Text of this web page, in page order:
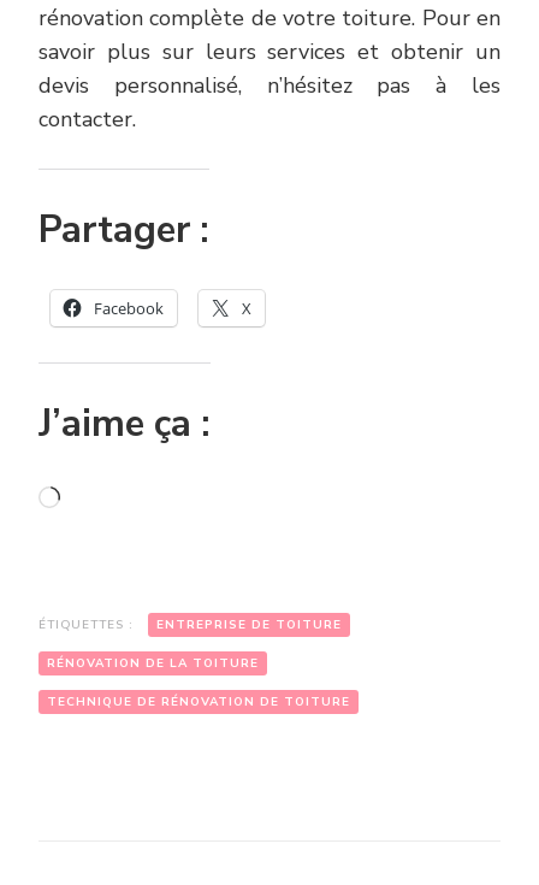
rénovation complète de votre toiture. Pour en
savoir plus sur leurs services et obtenir un
devis personnalisé, n’hésitez pas à les
contacter.
Partager :
Facebook X
J’aime ça :
Chargement…
ÉTIQUETTES : ENTREPRISE DE TOITURE
RÉNOVATION DE LA TOITURE
TECHNIQUE DE RÉNOVATION DE TOITURE